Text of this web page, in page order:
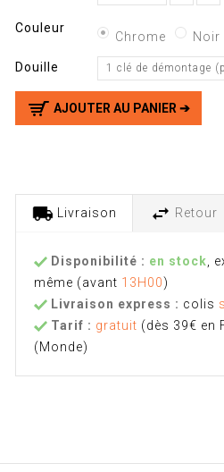
Couleur
Chrome Noir
Douille 1 clé de démontage
AJOUTER AU PANIER ➔
Livraison Retour
Disponibilité : en stock ,
même (avant 13H00)
Livraison express : colis
Tarif : gratuit (dès 39€ en
(Monde)